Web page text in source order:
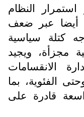
النظام
أيضا عبر ضعف
كتلة سياسية
مجزأة، ويجيد
الانقسامات
الفئوية، بما
قادرة على